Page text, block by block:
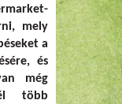
mely
a
és
még
több